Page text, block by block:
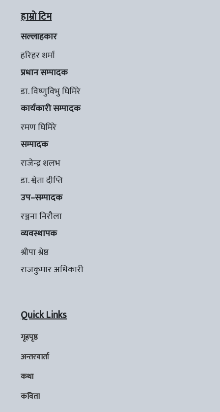
हाम्रो टिम
सल्लाहकार
हरिहर शर्मा
प्रधान सम्पादक
डा. विष्णुविभु घिमिरे
कार्यकारी सम्पादक
रमण घिमिरे
सम्पादक
राजेन्द्र शलभ
डा. श्वेता दीप्ति
उप–सम्पादक
रञ्जना निरौला
व्यवस्थापक
श्रीपा श्रेष्ठ
राजकुमार अधिकारी
Quick Links
गृहपृष्ठ
अन्तरवार्ता
कथा
कविता